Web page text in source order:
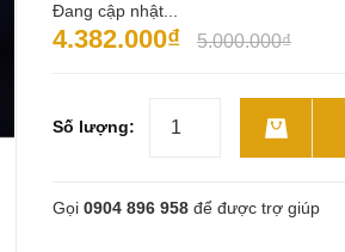
Đang cập nhật...
4.382.000₫ 5.000.000₫
Số lượng:
Gọi 0904 896 958 để được trợ giúp